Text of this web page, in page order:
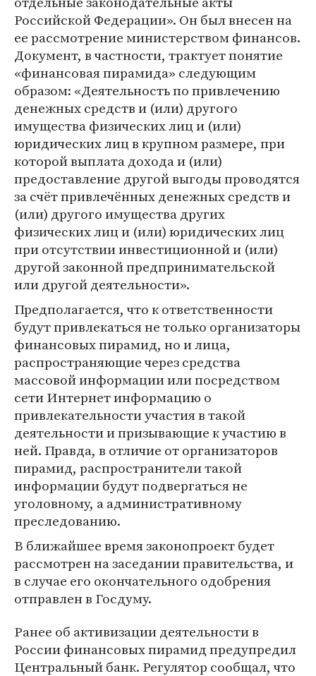
Российской Федерации». Он был внесен на
ее рассмотрение министерством финансов.
Документ, в частности, трактует понятие
«финансовая пирамида» следующим
образом: «Деятельность по привлечению
денежных средств и (или) другого
имущества физических лиц и (или)
юридических лиц в крупном размере, при
которой выплата дохода и (или)
предоставление другой выгоды проводятся
за счёт привлечённых денежных средств и
(или) другого имущества других
физических лиц и (или) юридических лиц
при отсутствии инвестиционной и (или)
другой законной предпринимательской
или другой деятельности».
Предполагается, что к ответственности
будут привлекаться не только организаторы
финансовых пирамид, но и лица,
распространяющие через средства
массовой информации или посредством
сети Интернет информацию о
привлекательности участия в такой
деятельности и призывающие к участию в
ней. Правда, в отличие от организаторов
пирамид, распространители такой
информации будут подвергаться не
уголовному, а административному
преследованию.
В ближайшее время законопроект будет
рассмотрен на заседании правительства, и
в случае его окончательного одобрения
отправлен в Госдуму.
Ранее об активизации деятельности в
России финансовых пирамид предупредил
Центральный банк. Регулятор сообщал, что